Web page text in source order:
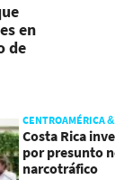
en
de
CENTROAMÉRICA
Costa Rica
por presunto
narcotráfico